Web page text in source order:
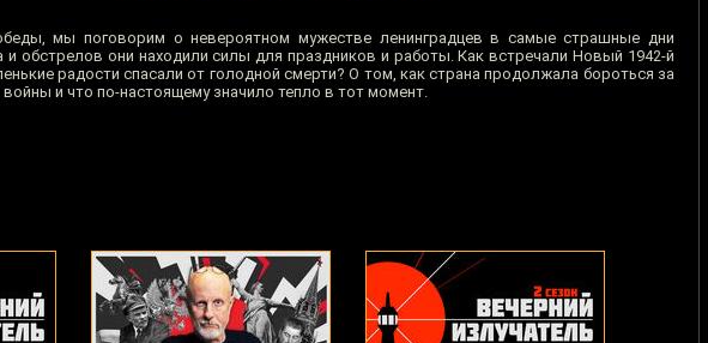
мы поговорим о невероятном мужестве ленинградцев в самые страшные дни
обстрелов они находили силы для праздников и работы. Как встречали Новый 1942-й
радости спасали от голодной смерти? О том, как страна продолжала бороться за
и что по-настоящему значило тепло в тот момент.